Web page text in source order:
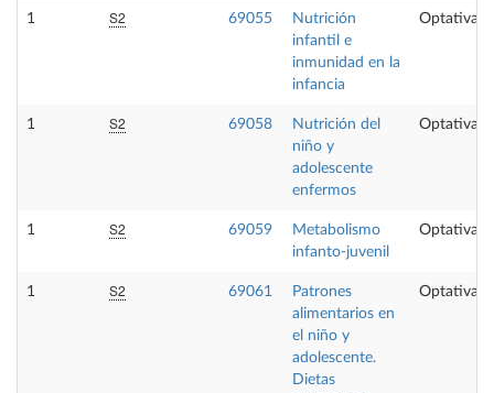
1 S2 69055
Nutrición
infantil e
inmunidad en la
infancia
Optativa
1 S2 69058
Nutrición del
niño y
adolescente
enfermos
Optativa
1 S2 69059
Metabolismo
infanto-juvenil
Optativa
1 S2 69061
Patrones
alimentarios en
el niño y
adolescente.
Dietas
Optativa